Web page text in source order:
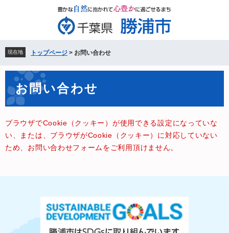
先
頭
で
を
飛
ば
本
へ
現在地 トップページ > お問い合わせ
文 お問い合わせ
ブラウザでCookie（クッキー）が使用できる設定になっていな
い、または、ブラウザがCookie（クッキー）に対応していない
ため、お問い合わせフォームをご利用頂けません。